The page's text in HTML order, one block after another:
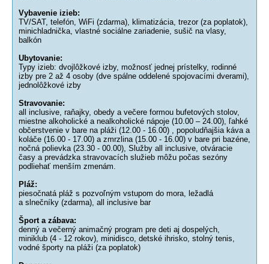
Vybavenie izieb:
TV/SAT, telefón, WiFi (zdarma), klimatizácia, trezor (za poplatok),
minichladnička, vlastné sociálne zariadenie, sušič na vlasy,
balkón
Ubytovanie:
Typy izieb: dvojlôžkové izby, možnosť jednej prístelky, rodinné
izby pre 2 až 4 osoby (dve spálne oddelené spojovacími dverami),
jednolôžkové izby
Stravovanie:
all inclusive, raňajky, obedy a večere formou bufetových stolov,
miestne alkoholické a nealkoholické nápoje (10.00 – 24.00), ľahké
občerstvenie v bare na pláži (12.00 - 16.00) , popoludňajšia káva a
koláče (16.00 - 17.00) a zmrzlina (15.00 - 16.00) v bare pri bazéne,
nočná polievka (23.30 - 00.00), Služby all inclusive, otváracie
časy a prevádzka stravovacích služieb môžu počas sezóny
podliehať menším zmenám.
Pláž:
piesočnatá pláž s pozvoľným vstupom do mora, ležadlá
a slnečníky (zdarma), all inclusive bar
Šport a zábava:
denný a večerný animačný program pre deti aj dospelých,
miniklub (4 - 12 rokov), minidisco, detské ihrisko, stolný tenis,
vodné športy na pláži (za poplatok)